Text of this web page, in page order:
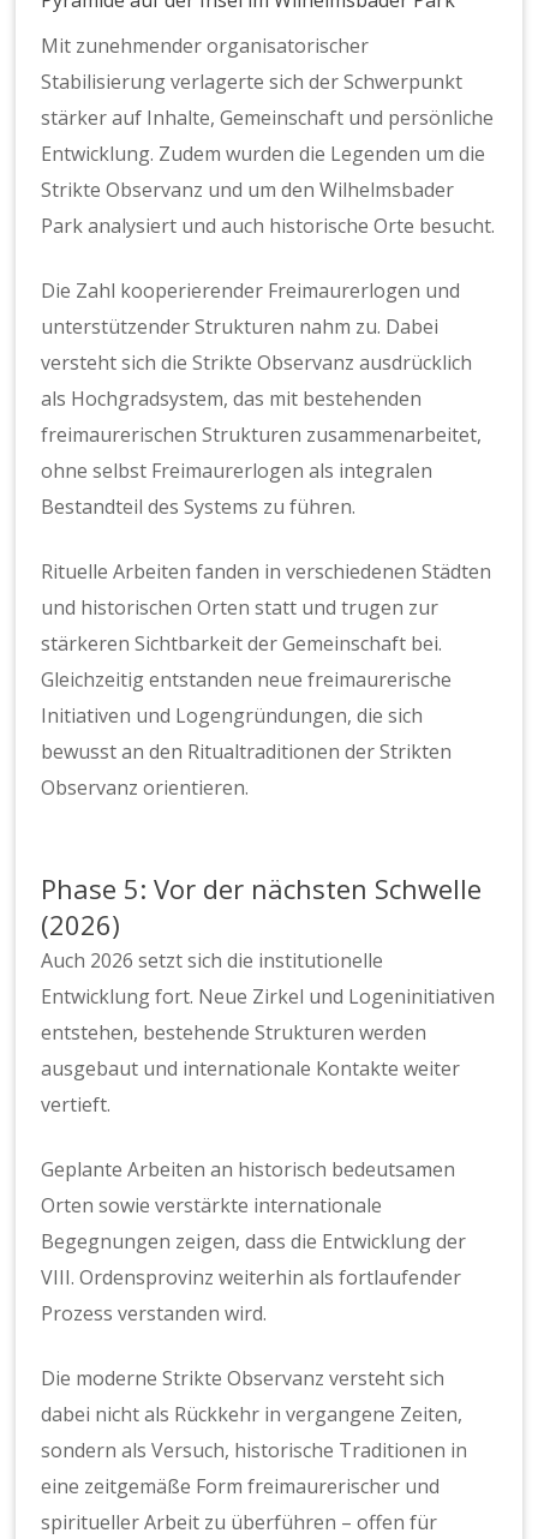
Mit zunehmender organisatorischer
Stabilisierung verlagerte sich der Schwerpunkt
stärker auf Inhalte, Gemeinschaft und persönliche
Entwicklung. Zudem wurden die Legenden um die
Strikte Observanz und um den Wilhelmsbader
Park analysiert und auch historische Orte besucht.
Die Zahl kooperierender Freimaurerlogen und
unterstützender Strukturen nahm zu. Dabei
versteht sich die Strikte Observanz ausdrücklich
als Hochgradsystem, das mit bestehenden
freimaurerischen Strukturen zusammenarbeitet,
ohne selbst Freimaurerlogen als integralen
Bestandteil des Systems zu führen.
Rituelle Arbeiten fanden in verschiedenen Städten
und historischen Orten statt und trugen zur
stärkeren Sichtbarkeit der Gemeinschaft bei.
Gleichzeitig entstanden neue freimaurerische
Initiativen und Logengründungen, die sich
bewusst an den Ritualtraditionen der Strikten
Observanz orientieren.
Phase 5: Vor der nächsten Schwelle
(2026)
Auch 2026 setzt sich die institutionelle
Entwicklung fort. Neue Zirkel und Logeninitiativen
entstehen, bestehende Strukturen werden
ausgebaut und internationale Kontakte weiter
vertieft.
Geplante Arbeiten an historisch bedeutsamen
Orten sowie verstärkte internationale
Begegnungen zeigen, dass die Entwicklung der
VIII. Ordensprovinz weiterhin als fortlaufender
Prozess verstanden wird.
Die moderne Strikte Observanz versteht sich
dabei nicht als Rückkehr in vergangene Zeiten,
sondern als Versuch, historische Traditionen in
eine zeitgemäße Form freimaurerischer und
spiritueller Arbeit zu überführen – offen für